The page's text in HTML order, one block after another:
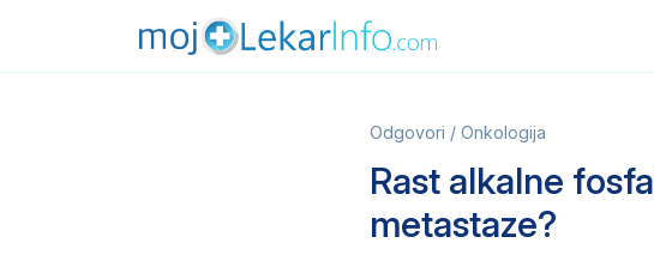
Odgovori / Onkologija
Rast alkalne
metastaze?